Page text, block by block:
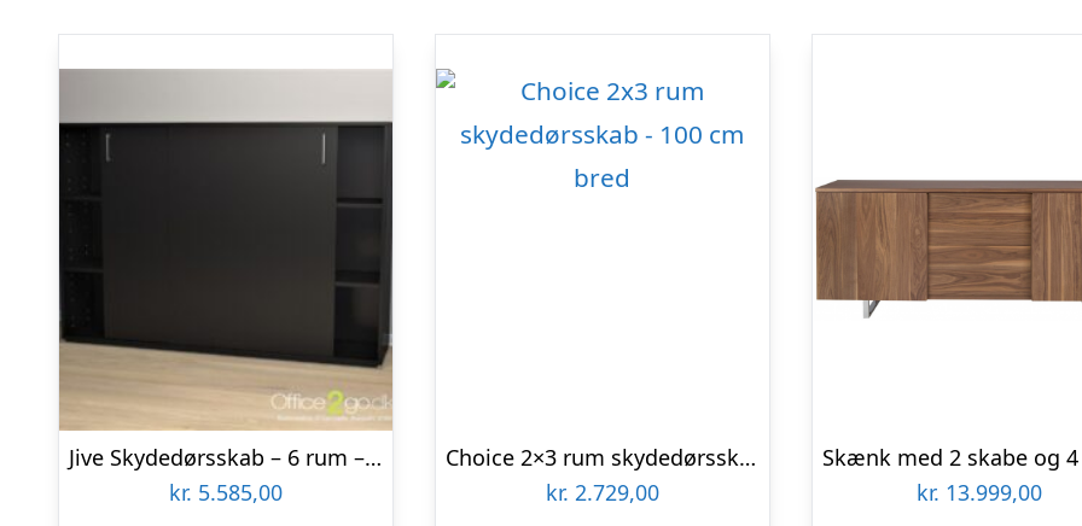
Jive Skydedørsskab – 6 rum – 160 cm bred
kr. 5.585,00
Choice 2×3 rum skydedørsskab – 100 cm bred
kr. 2.729,00
kr. 13.999,00